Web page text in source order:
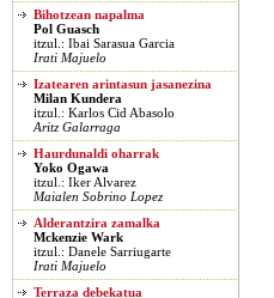
Bihotzean napalma
Pol Guasch
itzul.: Ibai Sarasua Garcia
Irati Majuelo
Izatearen arintasun jasanezina
Milan Kundera
itzul.: Karlos Cid Abasolo
Aritz Galarraga
Haurdunaldi oharrak
Yoko Ogawa
itzul.: Iker Alvarez
Maialen Sobrino Lopez
Alderantzira zamalka
Mckenzie Wark
itzul.: Danele Sarriugarte
Irati Majuelo
Terraza debekatua